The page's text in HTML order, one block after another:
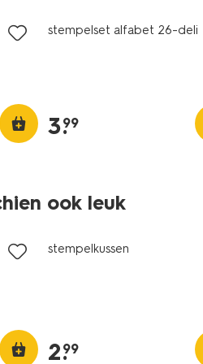
stempelset alfabet 26-
3.
99
ook leuk
stempelkussen
2.
99